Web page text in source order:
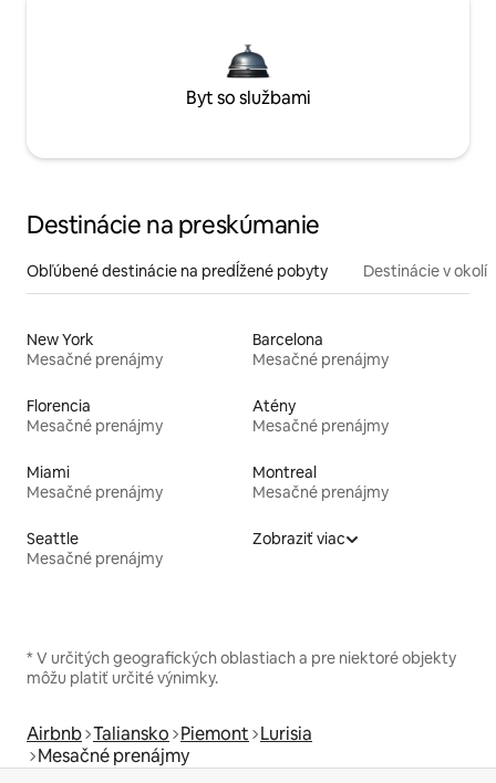
Byt so službami
Destinácie na preskúmanie
Obľúbené destinácie na predĺžené pobyty Destinácie v okolí
New York
Mesačné prenájmy
Barcelona
Mesačné prenájmy
Florencia
Mesačné prenájmy
Atény
Mesačné prenájmy
Miami
Mesačné prenájmy
Montreal
Mesačné prenájmy
Seattle
Mesačné prenájmy
Zobraziť viac
* V určitých geografických oblastiach a pre niektoré objekty
môžu platiť určité výnimky.
Airbnb Taliansko Piemont Lurisia
Mesačné prenájmy